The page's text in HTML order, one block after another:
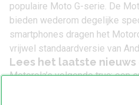
populaire Moto G-serie. De
bieden wederom degelijke
smartphones dragen het
vrijwel standaardversie van
Lees het laatste
Motorola’s volgende truc: een